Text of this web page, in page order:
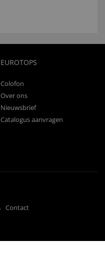
EUROTOPS
Colofon
Over ons
Nieuwsbrief
Catalogus aanvragen
Contact